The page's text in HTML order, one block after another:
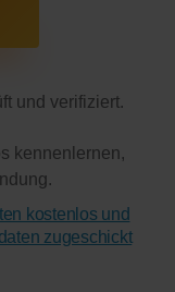
und verifiziert.
kennenlernen,
kostenlos und
zugeschickt